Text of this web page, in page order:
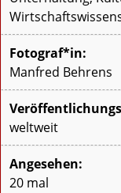
Fotograf*in:
Manfred Behrens
weltweit
Angesehen:
20 mal